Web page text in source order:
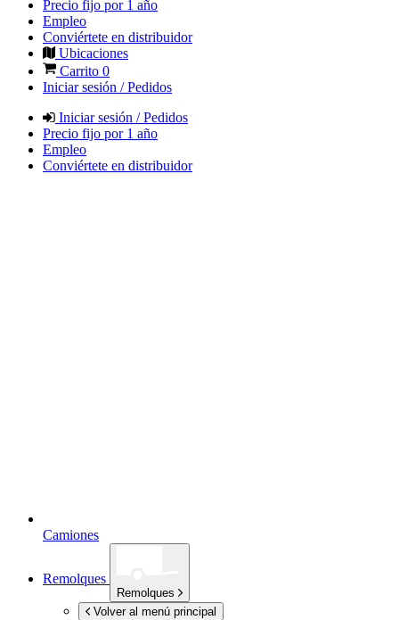
Precio fijo por 1 año
Empleo
Conviértete en distribuidor
Ubicaciones
Carrito 0
Iniciar sesión / Pedidos
Iniciar sesión / Pedidos
Precio fijo por 1 año
Empleo
Conviértete en distribuidor
Camiones
Remolques
Remolques
Volver al menú principal